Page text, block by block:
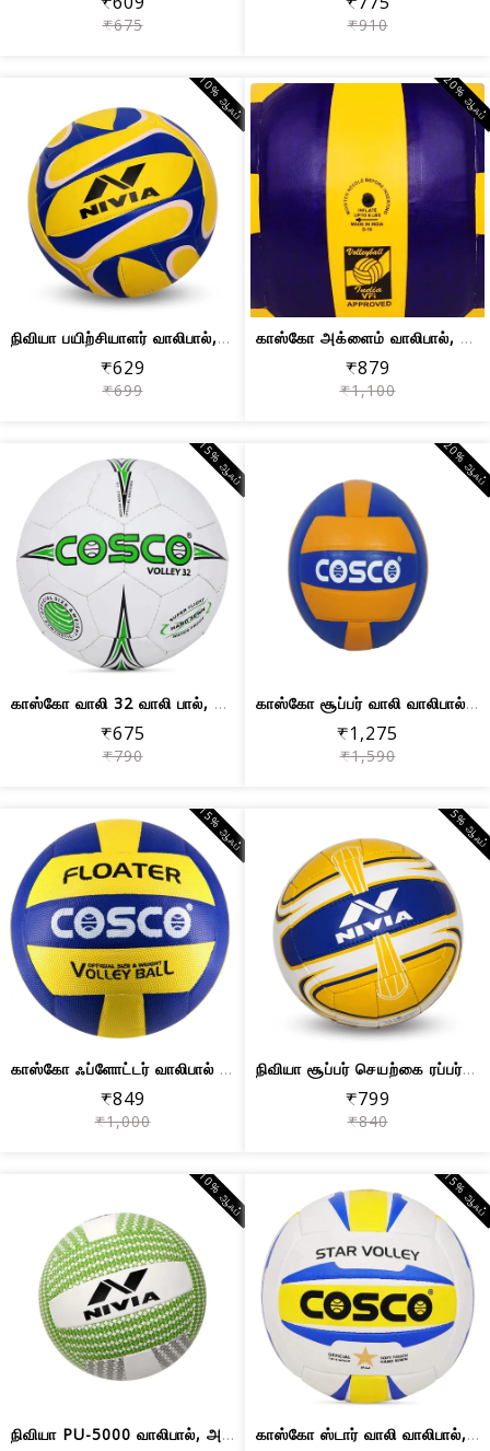
₹675 ₹910
நிவியா பயிற்சியாளர் வாலிபால், அளவு 4
₹629
₹699
10% ஆஃப்
காஸ்கோ அக்ளைம் வாலிபால், அளவு 4
₹879
₹1,100
20%
காஸ்கோ வாலி 32 வாலி பால், அளவு 4
₹675
₹790
15% ஆஃப்
காஸ்கோ சூப்பர் வாலி வாலிபால், அளவு 4 ...
₹1,275
₹1,590
20%
காஸ்கோ ஃப்ளோட்டர் வாலிபால் அளவு-4
₹849
₹1,000
15% ஆஃப்
நிவியா சூப்பர் செயற்கை ரப்பர் வாலிபால...
₹799
₹840
5%
நிவியா PU-5000 வாலிபால், அளவு 4 VB-470
10% ஆஃப்
காஸ்கோ ஸ்டார் வாலி வாலிபால், அளவு 4
15%